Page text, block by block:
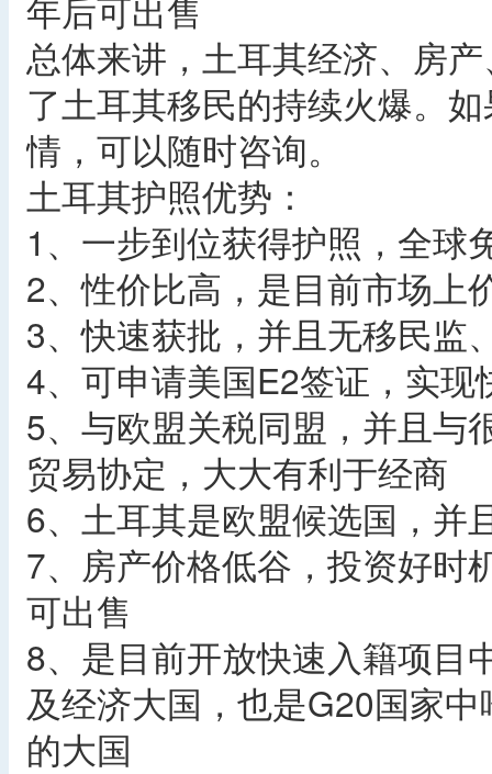
年后可出售
总体来讲，土耳其经济、房
了土耳其移民的持续火爆。
情，可以随时咨询。
土耳其护照优势：
1、一步到位获得护照，全球
2、性价比高，是目前市场上
3、快速获批，并且无移民监
4、可申请美国E2签证，实现
5、与欧盟关税同盟，并且与
贸易协定，大大有利于经商
6、土耳其是欧盟候选国，并
7、房产价格低谷，投资好时
可出售
8、是目前开放快速入籍项目
及经济大国，也是G20国家
的大国